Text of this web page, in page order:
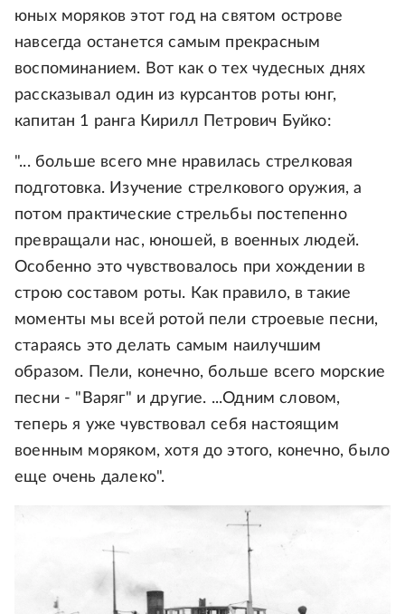
юных моряков этот год на святом острове
навсегда останется самым прекрасным
воспоминанием. Вот как о тех чудесных днях
рассказывал один из курсантов роты юнг,
капитан 1 ранга Кирилл Петрович Буйко:
"... больше всего мне нравилась стрелковая
подготовка. Изучение стрелкового оружия, а
потом практические стрельбы постепенно
превращали нас, юношей, в военных людей.
Особенно это чувствовалось при хождении в
строю составом роты. Как правило, в такие
моменты мы всей ротой пели строевые песни,
стараясь это делать самым наилучшим
образом. Пели, конечно, больше всего морские
песни - "Варяг" и другие. ...Одним словом,
теперь я уже чувствовал себя настоящим
военным моряком, хотя до этого, конечно, было
еще очень далеко".